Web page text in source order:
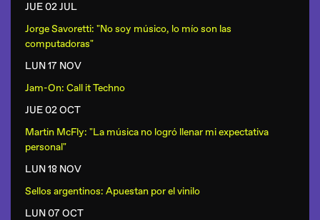
JUE 02 JUL
Jorge Savoretti: "No soy músico, lo mío son las
computadoras"
LUN 17 NOV
Jam-On: Call it Techno
JUE 02 OCT
Martin McFly: "La música no logró llenar mi expectativa
personal"
LUN 18 NOV
Sellos argentinos: Apuestan por el vinilo
LUN 07 OCT